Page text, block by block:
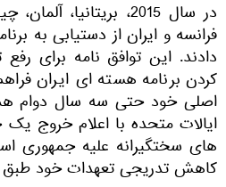
در سال 2015، بریتانیا،
فرانسه و ایران از دستیابی به
دادند. این توافق نامه برای
کردن برنامه هسته ای ایران
ایالات متحده با اعلام خروج یک
های سختگیرانه علیه جمهوری
کاهش تدریجی تعهدات خود طبق